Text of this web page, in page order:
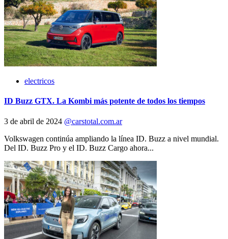
electricos
ID Buzz GTX. La Kombi más potente de todos los tiempos
3 de abril de 2024 @carstotal.com.ar
Volkswagen continúa ampliando la línea ID. Buzz a nivel mundial.
Del ID. Buzz Pro y el ID. Buzz Cargo ahora...